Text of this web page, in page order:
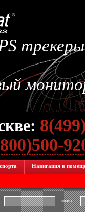
Навигация в
логин